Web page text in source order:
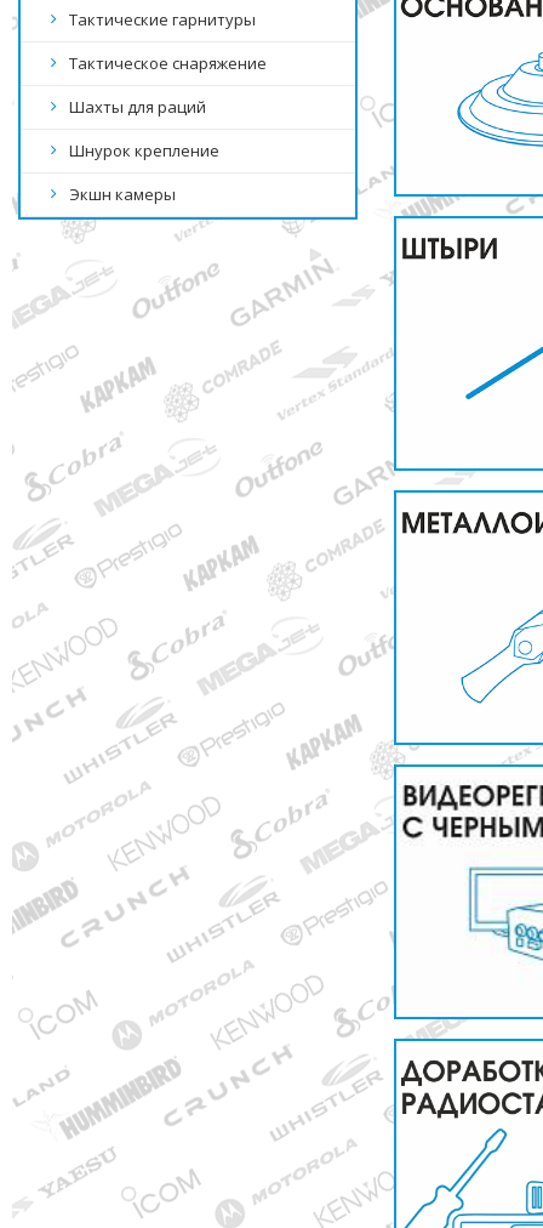
Тактические гарнитуры
Тактическое снаряжение
Шахты для раций
Шнурок крепление
Экшн камеры